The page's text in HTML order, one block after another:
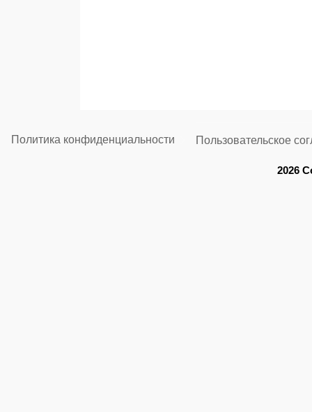
Политика конфиденциальности Пользовательское
2026